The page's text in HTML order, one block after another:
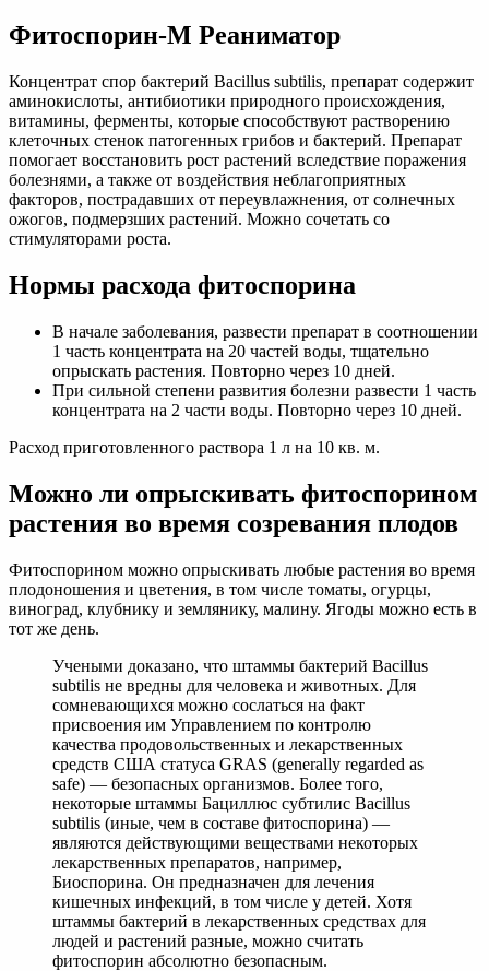
Фитоспорин-М Реаниматор
Концентрат спор бактерий Bacillus subtilis, препарат содержит
аминокислоты, антибиотики природного происхождения,
витамины, ферменты, которые способствуют растворению
клеточных стенок патогенных грибов и бактерий. Препарат
помогает восстановить рост растений вследствие поражения
болезнями, а также от воздействия неблагоприятных
факторов, пострадавших от переувлажнения, от солнечных
ожогов, подмерзших растений. Можно сочетать со
стимуляторами роста.
Нормы расхода фитоспорина
В начале заболевания, развести препарат в соотношении
1 часть концентрата на 20 частей воды, тщательно
опрыскать растения. Повторно через 10 дней.
При сильной степени развития болезни развести 1 часть
концентрата на 2 части воды. Повторно через 10 дней.
Расход приготовленного раствора 1 л на 10 кв. м.
Можно ли опрыскивать фитоспорином
растения во время созревания плодов
Фитоспорином можно опрыскивать любые растения во время
плодоношения и цветения, в том числе томаты, огурцы,
виноград, клубнику и землянику, малину. Ягоды можно есть в
тот же день.
Учеными доказано, что штаммы бактерий Bacillus
subtilis не вредны для человека и животных. Для
сомневающихся можно сослаться на факт
присвоения им Управлением по контролю
качества продовольственных и лекарственных
средств США статуса GRAS (generally regarded as
safe) — безопасных организмов. Более того,
некоторые штаммы Бациллюс субтилис Bacillus
subtilis (иные, чем в составе фитоспорина) —
являются действующими веществами некоторых
лекарственных препаратов, например,
Биоспорина. Он предназначен для лечения
кишечных инфекций, в том числе у детей. Хотя
штаммы бактерий в лекарственных средствах для
людей и растений разные, можно считать
фитоспорин абсолютно безопасным.